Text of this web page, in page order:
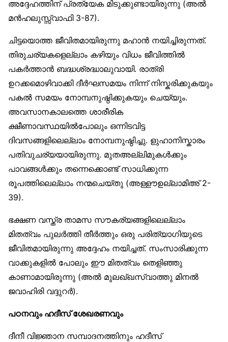
അദ്ദേഹത്തിന് പ്രത്യേക മിടുക്കുണ്ടായിരുന്നു (അല്‍
മന്‍ഹലുസ്സ്വാഫി 3-87).
ചിട്ടയൊത്ത ജീവിതമായിരുന്നു മഹാന്‍ നയിച്ചിരുന്നത്.
തിരുചര്യകളെല്ലാം കഴിയും വിധം ജീവിത്തില്‍
പകര്‍ത്താന്‍ ബദ്ധശ്രദ്ധാലുവായി. രാത്രി
ഉറക്കമൊഴിവാക്കി ദീര്‍ഘസമയം നിന്ന് നിസ്കരിക്കുകയും
പകല്‍ സമയം നോമ്പനുഷ്ഠിക്കുകയും ചെയ്യും.
അവസാനകാലത്തെ ശാരീരിക
ക്ഷീണാവസ്ഥയില്‍പോലും ഒന്നിടവിട്ട
ദിവസങ്ങളിലെല്ലാം നോമ്പനുഷ്ഠിച്ചു. ളുഹാനിസ്കാരം
പതിവുചര്യയായിരുന്നു. മുതഅല്ലിമുകള്‍ക്കും
പാവങ്ങള്‍ക്കും തന്നെക്കൊണ്ട് സാധിക്കുന്ന
രൂപത്തിലെല്ലാം നന്മചെയ്തു (അള്ളൗഉല്ലാമിഅ് 2-
39).
ഭക്ഷണ വസ്ത്ര താമസ സൗകര്യങ്ങളിലെല്ലാം
മിതത്വം പുലര്‍ത്തി തീര്‍ത്തും ഒരു പരിത്യാഗിയുടെ
ജീവിതമായിരുന്നു അദ്ദേഹം നയിച്ചത്. സംസാരിക്കുന്ന
വാക്കുകളില്‍ പോലും ഈ മിതത്വം തെളിഞ്ഞു
കാണാമായിരുന്നു (അല്‍ മുലഖ്ഖസ്വാത്തു മിനല്‍
ജവാഹിരി വദ്ദുറര്‍).
പഠനവും ഹദീസ് ശേഖരണവും
ദീനീ വിജ്ഞാന സമ്പാദനത്തിനും ഹദീസ്